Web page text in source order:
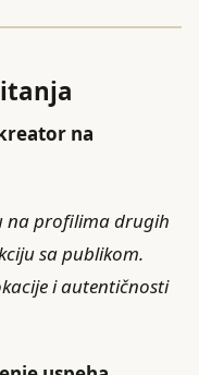
na
na profilima drugih
sa publikom.
i autentičnosti